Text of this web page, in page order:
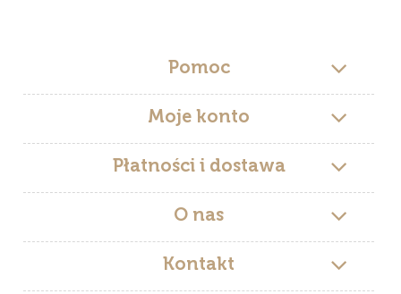
Pomoc
Moje konto
Płatności i dostawa
O nas
Kontakt